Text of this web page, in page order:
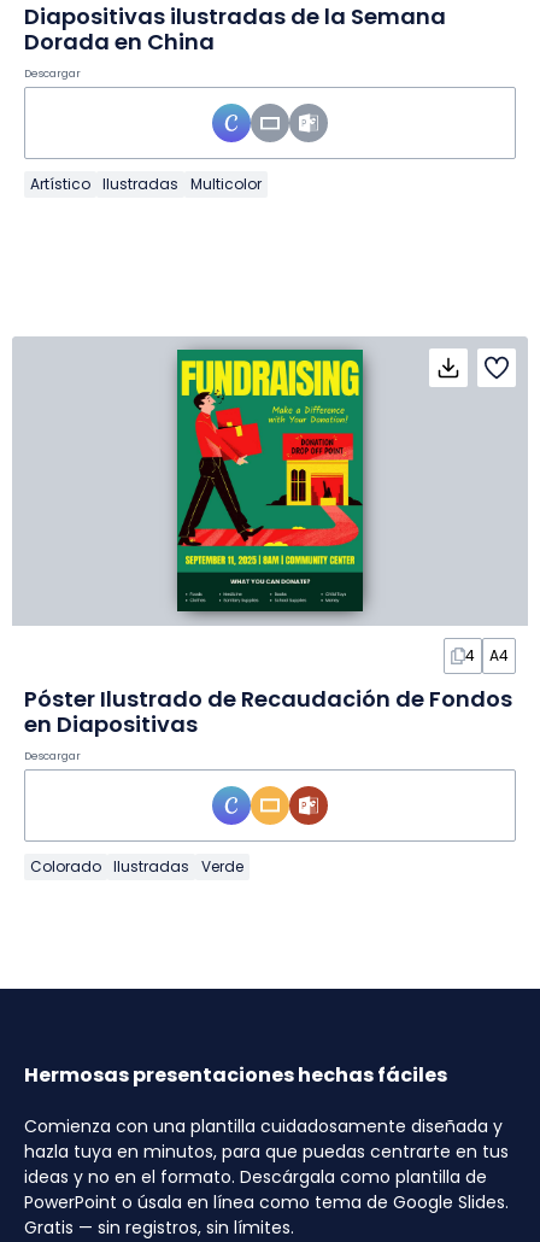
Diapositivas ilustradas de la Semana
Dorada en China
Descargar
Artístico Ilustradas Multicolor
4 A4
Póster Ilustrado de Recaudación de Fondos
en Diapositivas
Descargar
Colorado Ilustradas Verde
Hermosas presentaciones hechas fáciles
Comienza con una plantilla cuidadosamente diseñada y
hazla tuya en minutos, para que puedas centrarte en tus
ideas y no en el formato. Descárgala como plantilla de
PowerPoint o úsala en línea como tema de Google Slides.
Gratis — sin registros, sin límites.